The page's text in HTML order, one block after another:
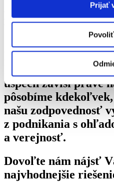
Prijať
Našim cieľom je,
bola spoľahlivým a
dodávateľom
ktorá sa neustále
úspech závisí práve
pôsobíme
našu zodpovednosť
z podnikania s
a verejnosť.
Dovoľte nám nájsť
najvhodnejšie